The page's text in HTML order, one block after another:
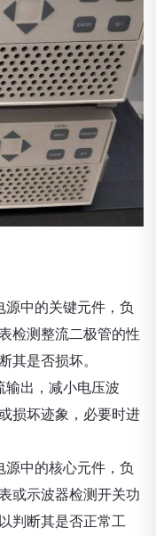
中的关键元件，负
检测整流二极管的性
是否损坏。
出，减小电压波
损坏迹象，必要时进
中的核心元件，负
或示波器检测开关功
判断其是否正常工